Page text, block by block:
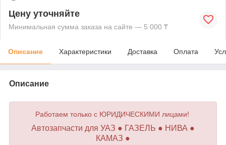
Цену уточняйте
Минимальная сумма заказа на сайте — 5 000 ₸
Описание Характеристики Доставка Оплата
Описание
Работаем только с ЮРИДИЧЕСКИМИ лицами!
Автозапчасти для УАЗ ● ГАЗЕЛЬ ● НИВА ●
КАМАЗ ●